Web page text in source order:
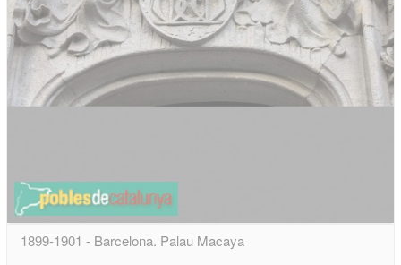
1899-1901 - Barcelona. Palau Macaya